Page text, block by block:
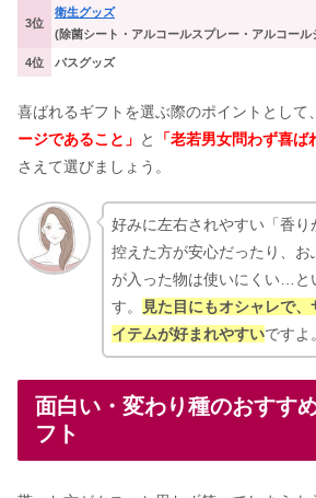
3位
衛生グッズ
(除菌シート・アルコールスプレー・アルコール
4位 バスグッズ
喜ばれるギフトを選ぶ際のポイントとして、
ージであること」 と 「老若男女問わず喜ば
さえて選びましょう。
好みに左右されやすい「香り
控えた方が安心だったり、
が入った物は使いにくい…と
す。
見た目にもオシャレで
イテムが好まれやすいですよ。
面白い・変わり種のおすす
フト